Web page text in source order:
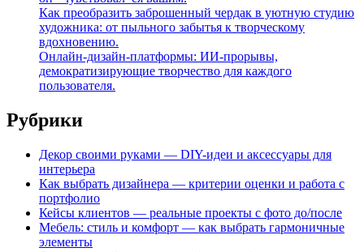
Как преобразить заброшенный чердак в уютную студию
художника: от пыльного забытья к творческому
вдохновению.
Онлайн-дизайн-платформы: ИИ-прорывы,
демократизирующие творчество для каждого
пользователя.
Рубрики
Декор своими руками — DIY-идеи и аксессуары для
интерьера
Как выбрать дизайнера — критерии оценки и работа с
портфолио
Кейсы клиентов — реальные проекты с фото до/после
Мебель: стиль и комфорт — как выбрать гармоничные
элементы